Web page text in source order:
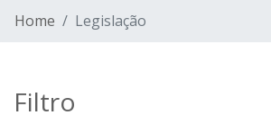
Home Legislação
Filtro